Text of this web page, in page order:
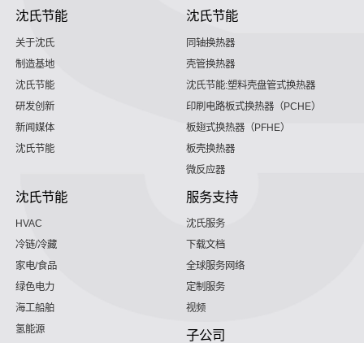
沈氏节能
关于沈氏
制造基地
沈氏节能
研发创新
新闻媒体
沈氏节能
沈氏节能
同轴换热器
壳管换热器
沈氏节能:塑料壳盘管式换热器
印刷电路板式换热器（PCHE）
板翅式换热器（PFHE）
板壳换热器
微反应器
沈氏节能
HVAC
冷链/冷藏
家电/食品
绿色电力
海工船舶
氢能源
服务支持
沈氏服务
下载文档
全球服务网络
定制服务
视频
子公司